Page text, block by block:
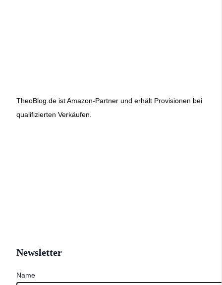
TheoBlog.de ist Amazon-Partner und erhält Provisionen bei
qualifizierten Verkäufen.
Newsletter
Name